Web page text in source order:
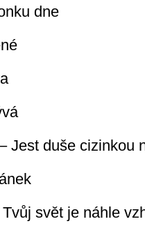
dne
Jest duše cizinkou
svět je náhle